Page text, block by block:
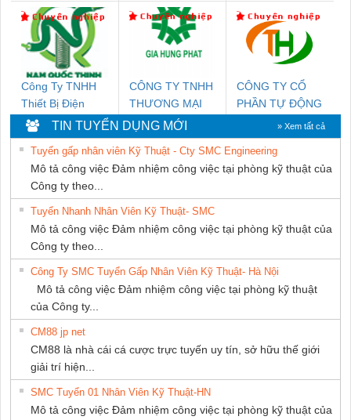
DONG THANH
KTECH VIỆT
NAM
Công Ty TNHH
Thiết Bị Điện
Nam Quốc Thịnh
CÔNG TY TNHH
THƯƠNG MẠI
DỊCH VỤ KỸ
THUẬT ĐIỆN CƠ
GIA HƯNG
PHÁT
CÔNG TY CỔ
PHẦN TỰ ĐỘNG
TIẾN HƯNG
TIN TUYỂN DỤNG MỚI » Xem tất cả
Tuyển gấp nhân viên Kỹ Thuật - Cty SMC Engineering
Mô tả công việc Đảm nhiệm công việc tại phòng kỹ thuật của
Công ty theo...
Tuyển Nhanh Nhân Viên Kỹ Thuật- SMC
Mô tả công việc Đảm nhiệm công việc tại phòng kỹ thuật của
Công ty theo...
Công Ty SMC Tuyển Gấp Nhân Viên Kỹ Thuật- Hà Nội
Mô tả công việc Đảm nhiệm công việc tại phòng kỹ thuật
của Công ty...
CM88 jp net
CM88 là nhà cái cá cược trực tuyến uy tín, sở hữu thế giới
giải trí hiện...
SMC Tuyển 01 Nhân Viên Kỹ Thuật-HN
Mô tả công việc Đảm nhiệm công việc tại phòng kỹ thuật của